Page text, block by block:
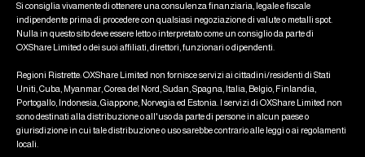
Si consiglia vivamente di ottenere una consulenza finanziaria, legale e fiscale
indipendente prima di procedere con qualsiasi negoziazione di valute o metalli spot.
Nulla in questo sito deve essere letto o interpretato come un consiglio da parte di
OXShare Limited o dei suoi affiliati, direttori, funzionari o dipendenti.
Regioni Ristrette: OXShare Limited non fornisce servizi ai cittadini/residenti di Stati
Uniti, Cuba, Myanmar, Corea del Nord, Sudan, Spagna, Italia, Belgio, Finlandia,
Portogallo, Indonesia, Giappone, Norvegia ed Estonia. I servizi di OXShare Limited non
sono destinati alla distribuzione o all'uso da parte di persone in alcun paese o
giurisdizione in cui tale distribuzione o uso sarebbe contrario alle leggi o ai regolamenti
locali.